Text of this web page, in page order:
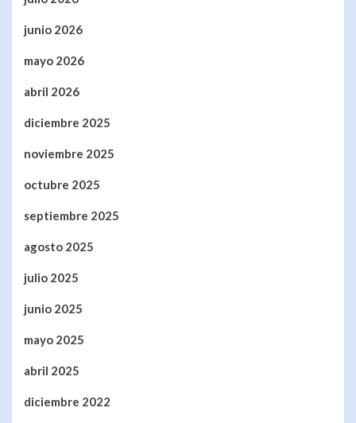
junio 2026
mayo 2026
abril 2026
diciembre 2025
noviembre 2025
octubre 2025
septiembre 2025
agosto 2025
julio 2025
junio 2025
mayo 2025
abril 2025
diciembre 2022